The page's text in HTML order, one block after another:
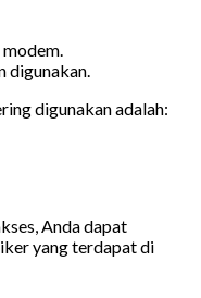
digunakan.
digunakan adalah:
Anda dapat
yang terdapat di